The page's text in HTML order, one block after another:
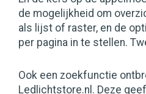
de mogelijkheid om
als lijst of raster, en de
per pagina in te stellen.
Ook een zoekfunctie
Ledlichtstore.nl. Deze